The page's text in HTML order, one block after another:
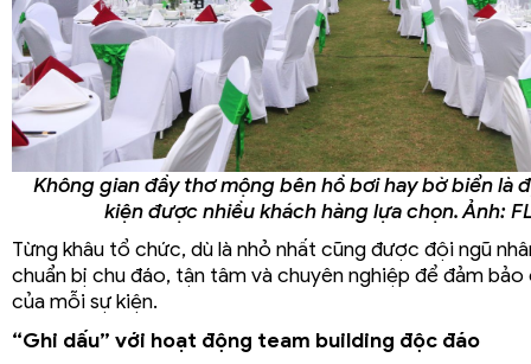
Không gian đầy thơ mộng bên hồ bơi hay bờ biển là
kiện được nhiều khách hàng lựa chọn. Ảnh:
Từng khâu tổ chức, dù là nhỏ nhất cũng được đội ngũ
chuẩn bị chu đáo, tận tâm và chuyên nghiệp để đảm
của mỗi sự kiện.
“Ghi dấu” với hoạt động team building độc đáo